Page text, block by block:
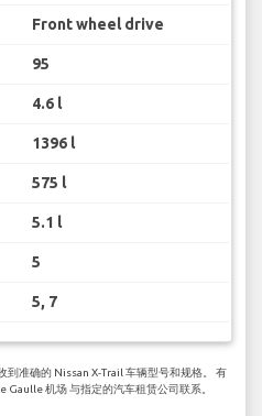
Front wheel drive
95
4.6 l
1396 l
575 l
5.1 l
5
5, 7
到准确的 Nissan X-Trail 车辆型号和规格。 有
Gaulle 机场 与指定的汽车租赁公司联系。